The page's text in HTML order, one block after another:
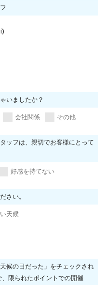
いましたか？
会社関係 その他
ッフは、親切でお客様にとって
好感を持てない
さい。
天候
候の日だった」をチェックされ
限られたポイントでの開催